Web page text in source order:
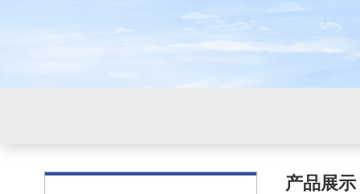
产品展示